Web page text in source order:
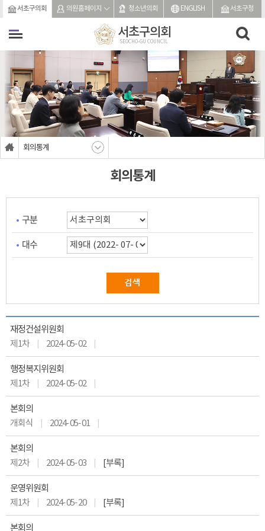
본문바로가기
서초구의회 의원홈페이지 청소년의회 ENGLISH 서초구청
서초구의회
SEOCHO-GU COUNCIL
회의통계
회의통계
구분
대수
재정건설위원회
제1차
2024- 05- 02
행정복지위원회
제1차
2024- 05- 02
본회의
개회식
2024- 05- 01
본회의
제2차
2024- 05- 03 [부록]
운영위원회
제1차
2024- 05- 20 [부록]
본회의